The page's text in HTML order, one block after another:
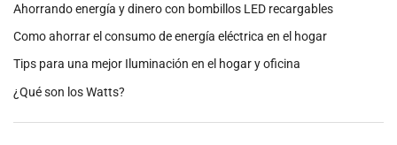
Ahorrando energía y dinero con bombillos LED recargables
Como ahorrar el consumo de energía eléctrica en el hogar
Tips para una mejor Iluminación en el hogar y oficina
¿Qué son los Watts?